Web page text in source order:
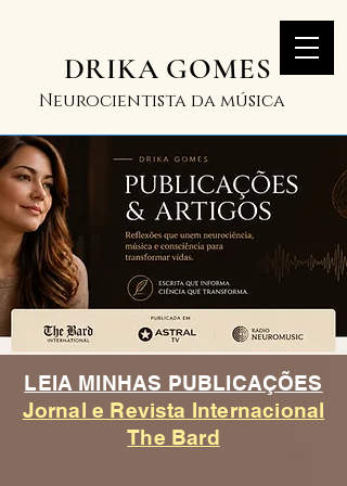
DRIKA GOMES
Neurocientista da música
LEIA MINHAS PUBLICAÇÕES
Jornal e Revista Internacional
The Bard